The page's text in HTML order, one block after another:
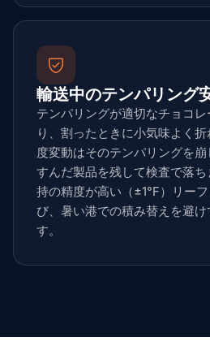
輸送中のテンパリング
テンパリングが適切なチョコ
り、割ったときに小気味よく
度変動はそのテンパリングを崩
すんだ製品を残して検査で落
持の精度が高い（±1°F）リー
び、暑い港での積み替えを避け
す。